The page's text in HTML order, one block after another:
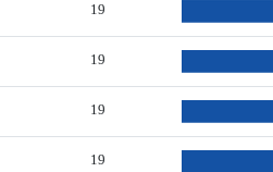
19
19
19
19